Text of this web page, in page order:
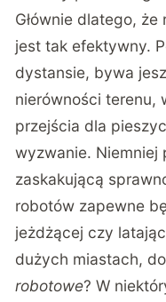
Głównie dlatego,
jest tak efektywny.
dystansie, bywa
nierówności terenu,
przejścia dla
wyzwanie. Niemniej
zaskakującą
robotów zapewne
jeżdżącej czy
dużych miastach,
robotowe? W